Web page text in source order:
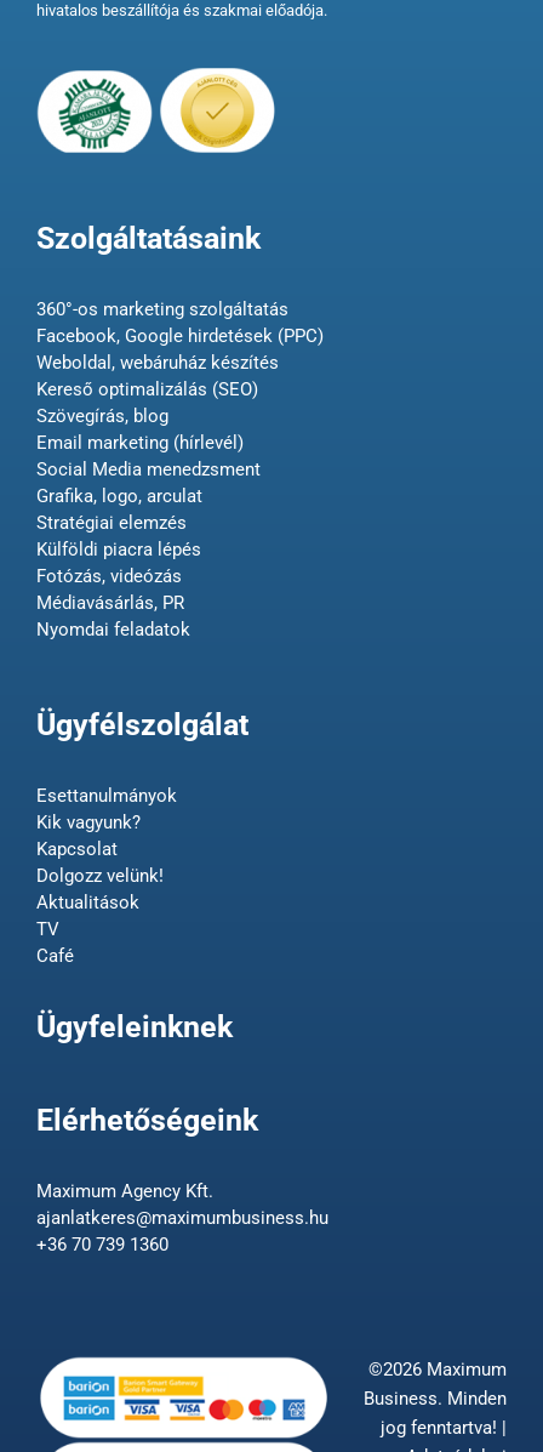
hivatalos beszállítója és szakmai előadója.
Szolgáltatásaink
360°-os marketing szolgáltatás
Facebook, Google hirdetések (PPC)
Weboldal, webáruház készítés
Kereső optimalizálás (SEO)
Szövegírás, blog
Email marketing (hírlevél)
Social Media menedzsment
Grafika, logo, arculat
Stratégiai elemzés
Külföldi piacra lépés
Fotózás, videózás
Médiavásárlás, PR
Nyomdai feladatok
Ügyfélszolgálat
Esettanulmányok
Kik vagyunk?
Kapcsolat
Dolgozz velünk!
Aktualitások
TV
Café
Ügyfeleinknek
Elérhetőségeink
Maximum Agency Kft.
ajanlatkeres@maximumbusiness.hu
+36 70 739 1360
©2026 Maximum
Business. Minden
jog fenntartva! |